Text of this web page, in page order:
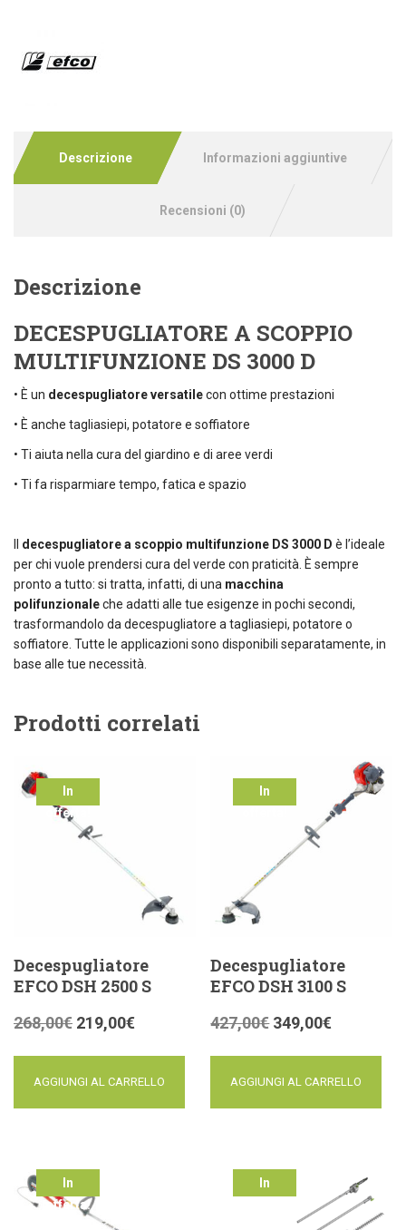
Descrizione Informazioni aggiuntive
Recensioni (0)
Descrizione
DECESPUGLIATORE A SCOPPIO
MULTIFUNZIONE DS 3000 D
• È un decespugliatore versatilecon ottime prestazioni
• È anche tagliasiepi, potatore e soffiatore
• Ti aiuta nella cura del giardino e di aree verdi
• Ti fa risparmiare tempo, fatica e spazio
Il decespugliatore a scoppio multifunzione DS 3000 D è l’ideale
per chi vuole prendersi cura del verde con praticità. È sempre
pronto a tutto: si tratta, infatti, di una macchina
polifunzionaleche adatti alle tue esigenze in pochi secondi,
trasformandolo da decespugliatore a tagliasiepi, potatore o
soffiatore. Tutte le applicazioni sono disponibili separatamente, in
base alle tue necessità.
Prodotti correlati
In
offerta!
Decespugliatore
EFCO DSH 2500 S
268,00€ 219,00€
AGGIUNGI AL CARRELLO
In
Decespugliatore
EFCO DSH 3100 S
427,00€ 349,00€
AGGIUNGI AL CARRELLO
In
offerta!
In